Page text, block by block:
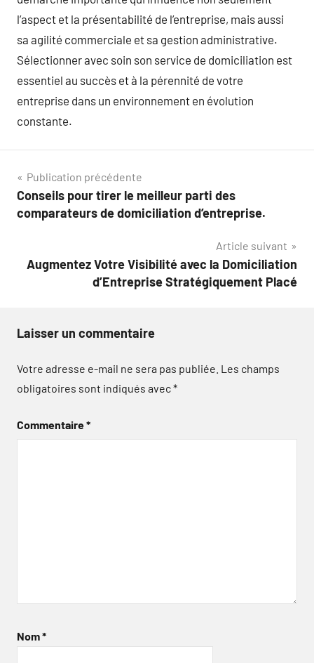
l’aspect et la présentabilité de l’entreprise, mais aussi
sa agilité commerciale et sa gestion administrative.
Sélectionner avec soin son service de domiciliation est
essentiel au succès et à la pérennité de votre
entreprise dans un environnement en évolution
constante.
Navigation
de
Publication précédente
Conseils pour tirer le meilleur parti des
comparateurs de domiciliation d’entreprise.
Article suivant
Augmentez Votre Visibilité avec la Domiciliation
d’Entreprise Stratégiquement Placé
Laisser un commentaire
Votre adresse e-mail ne sera pas publiée. Les champs
obligatoires sont indiqués avec*
Commentaire*
Nom*